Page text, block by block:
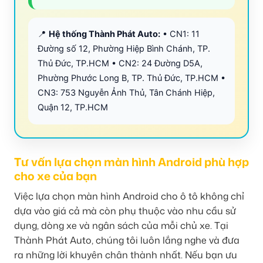
📍 Hệ thống Thành Phát Auto: • CN1: 11
Đường số 12, Phường Hiệp Bình Chánh, TP.
Thủ Đức, TP.HCM • CN2: 24 Đường D5A,
Phường Phước Long B, TP. Thủ Đức, TP.HCM •
CN3: 753 Nguyễn Ảnh Thủ, Tân Chánh Hiệp,
Quận 12, TP.HCM
Tư vấn lựa chọn màn hình Android phù hợp
cho xe của bạn
Việc lựa chọn màn hình Android cho ô tô không chỉ
dựa vào giá cả mà còn phụ thuộc vào nhu cầu sử
dụng, dòng xe và ngân sách của mỗi chủ xe. Tại
Thành Phát Auto, chúng tôi luôn lắng nghe và đưa
ra những lời khuyên chân thành nhất. Nếu bạn ưu